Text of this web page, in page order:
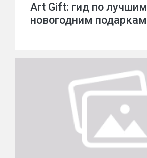
Art Gift: гид по лучшим
новогодним подаркам